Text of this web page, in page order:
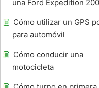
una Ford Expedition
Cómo utilizar un GPS
para automóvil
Cómo conducir una
motocicleta